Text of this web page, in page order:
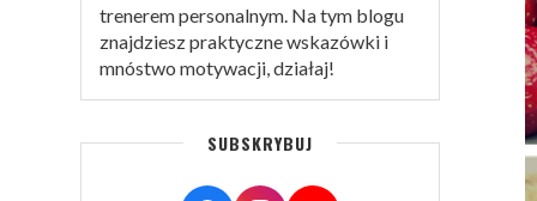
trenerem personalnym. Na tym blogu
znajdziesz praktyczne wskazówki i
mnóstwo motywacji, działaj!
SUBSKRYBUJ